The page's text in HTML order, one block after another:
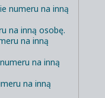
numeru na inną
na inną osobę.
na inną
na inną
na inną